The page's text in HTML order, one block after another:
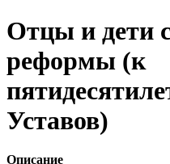
Отцы и дети
реформы (к
Уставов)
Описание